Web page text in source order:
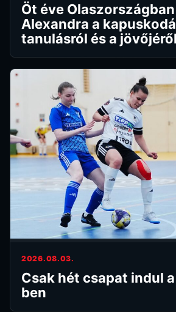
Öt éve
Alexandra a
tanulásról és a jövőjéről
2026.08.03.
Csak hét csapat indul
ben